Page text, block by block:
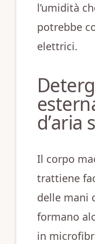
l’umidità
potrebbe
elettrici.
d’aria
Il corpo
trattiene
delle mani
formano
in